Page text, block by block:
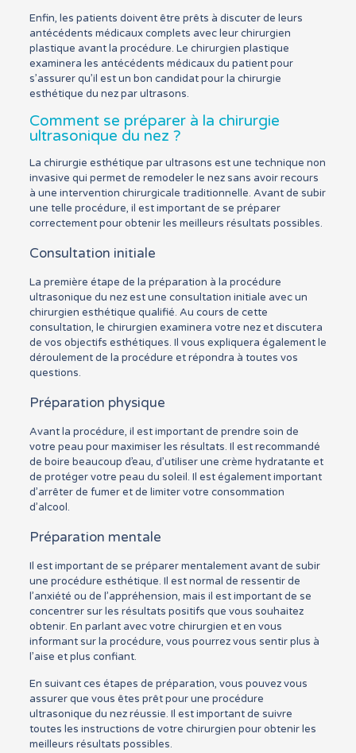
Enfin, les patients doivent être prêts à discuter de leurs
antécédents médicaux complets avec leur chirurgien
plastique avant la procédure. Le chirurgien plastique
examinera les antécédents médicaux du patient pour
s’assurer qu’il est un bon candidat pour la chirurgie
esthétique du nez par ultrasons.
Comment se préparer à la chirurgie
ultrasonique du nez ?
La chirurgie esthétique par ultrasons est une technique non
invasive qui permet de remodeler le nez sans avoir recours
à une intervention chirurgicale traditionnelle. Avant de subir
une telle procédure, il est important de se préparer
correctement pour obtenir les meilleurs résultats possibles.
Consultation initiale
La première étape de la préparation à la procédure
ultrasonique du nez est une consultation initiale avec un
chirurgien esthétique qualifié. Au cours de cette
consultation, le chirurgien examinera votre nez et discutera
de vos objectifs esthétiques. Il vous expliquera également le
déroulement de la procédure et répondra à toutes vos
questions.
Préparation physique
Avant la procédure, il est important de prendre soin de
votre peau pour maximiser les résultats. Il est recommandé
de boire beaucoup d’eau, d’utiliser une crème hydratante et
de protéger votre peau du soleil. Il est également important
d’arrêter de fumer et de limiter votre consommation
d’alcool.
Préparation mentale
Il est important de se préparer mentalement avant de subir
une procédure esthétique. Il est normal de ressentir de
l’anxiété ou de l’appréhension, mais il est important de se
concentrer sur les résultats positifs que vous souhaitez
obtenir. En parlant avec votre chirurgien et en vous
informant sur la procédure, vous pourrez vous sentir plus à
l’aise et plus confiant.
En suivant ces étapes de préparation, vous pouvez vous
assurer que vous êtes prêt pour une procédure
ultrasonique du nez réussie. Il est important de suivre
toutes les instructions de votre chirurgien pour obtenir les
meilleurs résultats possibles.